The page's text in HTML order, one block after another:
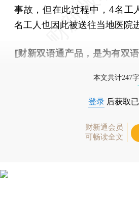
事故，但在此过程中，4名工
名工人也因此被送往当地医院
[财新双语通产品，是为有双
本文共计247
登录 后获取
财新通会员
可畅读全文